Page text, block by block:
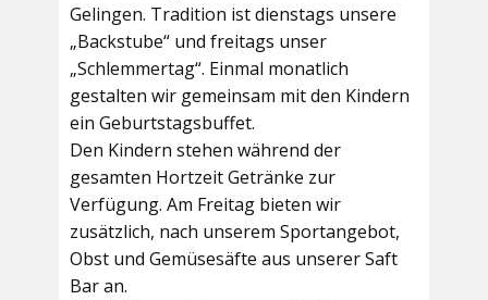
Gelingen. Tradition ist dienstags unsere
„Backstube“ und freitags unser
„Schlemmertag“. Einmal monatlich
gestalten wir gemeinsam mit den Kindern
ein Geburtstagsbuffet.
Den Kindern stehen während der
gesamten Hortzeit Getränke zur
Verfügung. Am Freitag bieten wir
zusätzlich, nach unserem Sportangebot,
Obst und Gemüsesäfte aus unserer Saft
Bar an.